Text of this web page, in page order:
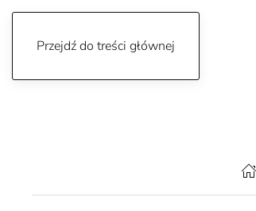
Przejdź do treści głównej